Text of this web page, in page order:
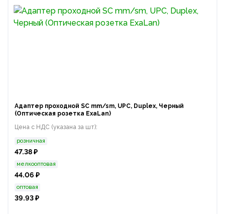
Адаптер проходной SC mm/sm, UPC, Duplex, Черный
(Оптическая розетка ExaLan)
Цена с НДС (указана за шт):
розничная
47.38 ₽
мелкооптовая
44.06 ₽
оптовая
39.93 ₽